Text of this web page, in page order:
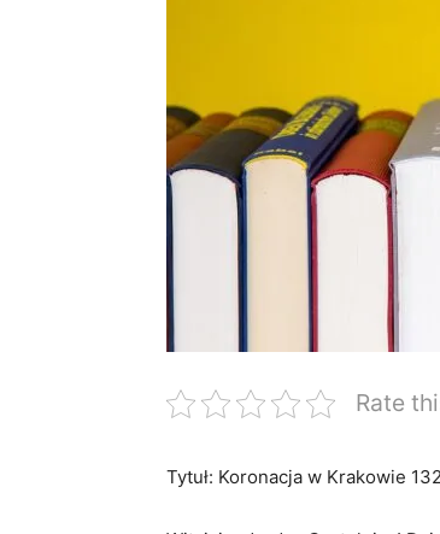
Rate
Tytuł: Koronacja w Krakowie⁢